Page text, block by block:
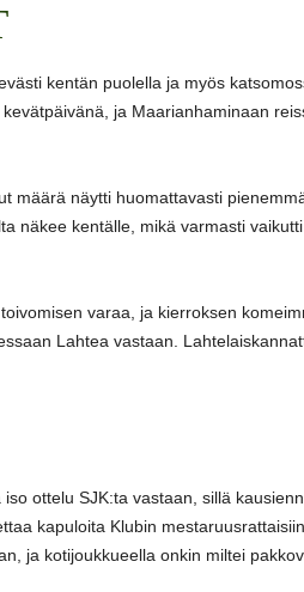
kentän puolella ja myös
ja Maarianhaminaan
määrä näytti huomattavasti
näkee kentälle, mikä varmasti
varaa, ja kierroksen
Lahtea vastaan.
ottelu SJK:ta vastaan, sillä
kapuloita Klubin
ja kotijoukkueella onkin miltei